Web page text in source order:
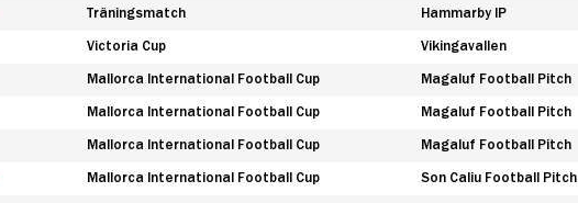
Träningsmatch Hammarby IP
Victoria Cup Vikingavallen
Mallorca International Football Cup Magaluf Football Pitch
Mallorca International Football Cup Magaluf Football Pitch
Mallorca International Football Cup Magaluf Football Pitch
Mallorca International Football Cup Son Caliu Football Pitch